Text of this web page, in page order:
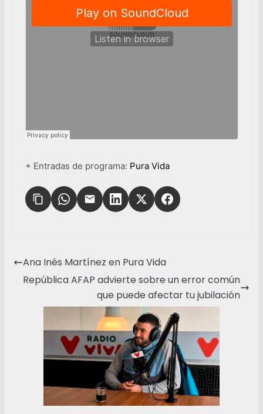
+ Entradas de programa: Pura Vida
Ana Inés Martínez en Pura Vida
República AFAP advierte sobre un error común
que puede afectar tu jubilación